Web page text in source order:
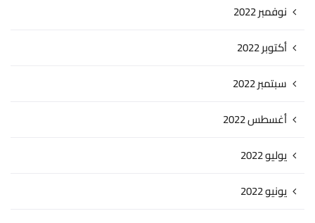
نوفمبر 2022
أكتوبر 2022
سبتمبر 2022
أغسطس 2022
يوليو 2022
يونيو 2022